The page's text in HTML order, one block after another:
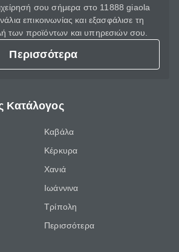
σου σήμερα στο 11888 giaola
επικοινωνίας και εξασφάλισε τη
των προϊόντων και υπηρεσιών σου.
Περισσότερα
Κατάλογος
Καβάλα
Κέρκυρα
Χανιά
Ιωάννινα
Τρίπολη
Περισσότερα